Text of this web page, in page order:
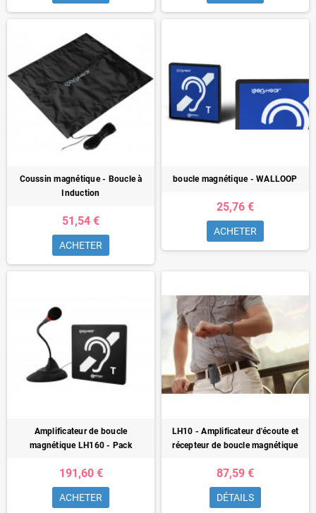
Coussin magnétique - Boucle à
Induction
51,54 €
ACHETER
boucle magnétique - WALLOOP
25,76 €
ACHETER
Amplificateur de boucle
magnétique LH160 - Pack
191,60 €
ACHETER
LH10 - Amplificateur d'écoute et
récepteur de boucle magnétique
87,59 €
DÉTAILS